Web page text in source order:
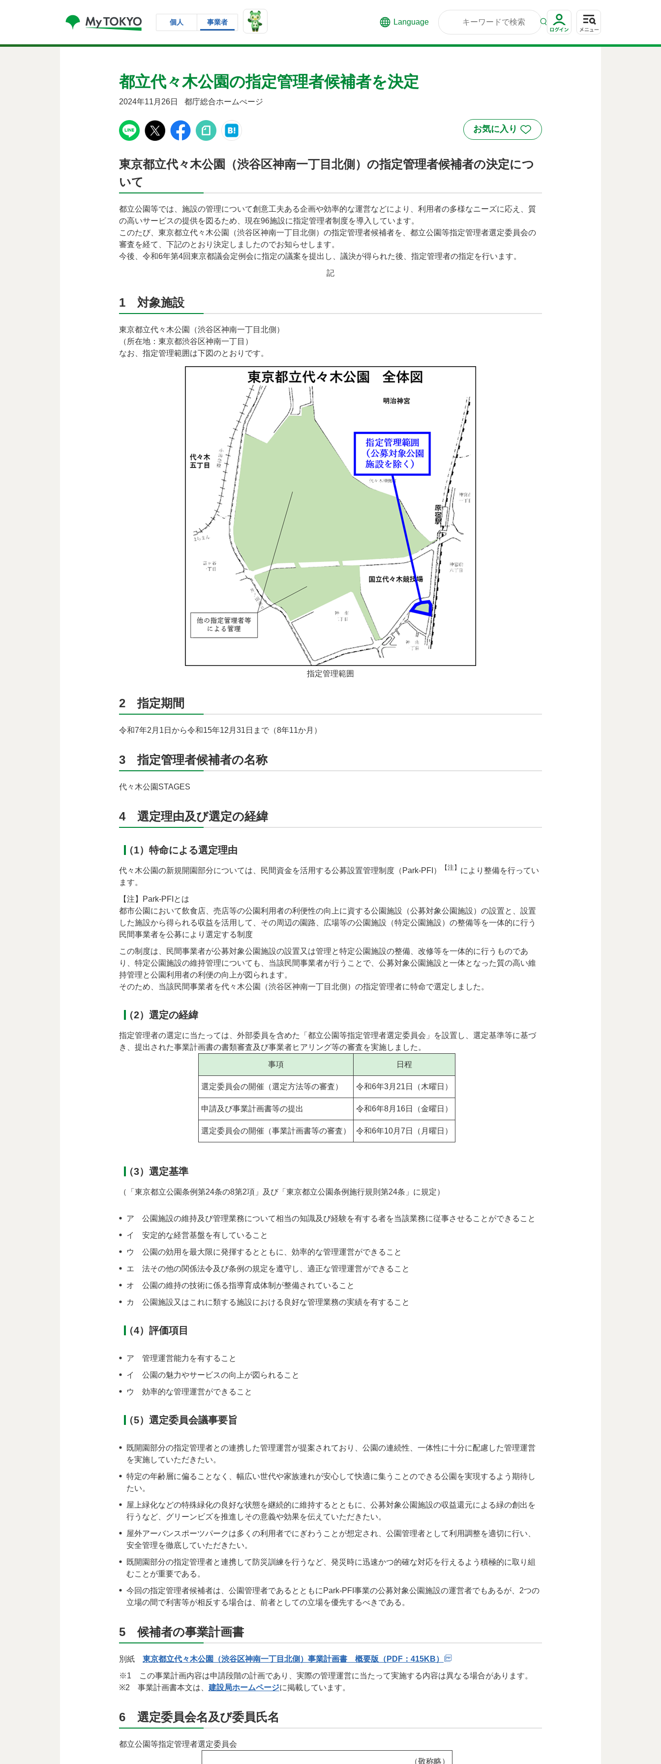
個人 事業者 Language
都立代々木公園の指定管理者候補者を決定
2024年11月26日 都庁総合ホームぺージ
東京都立代々木公園（渋谷区神南一丁目北側）の指定管理者候補者の決定につ
いて
都立公園等では、施設の管理について創意工夫ある企画や効率的な運営などにより、利用者の多様なニーズに応え、質
の高いサービスの提供を図るため、現在96施設に指定管理者制度を導入しています。
このたび、東京都立代々木公園（渋谷区神南一丁目北側）の指定管理者候補者を、都立公園等指定管理者選定委員会の
審査を経て、下記のとおり決定しましたのでお知らせします。
今後、令和6年第4回東京都議会定例会に指定の議案を提出し、議決が得られた後、指定管理者の指定を行います。
記
1 対象施設
東京都立代々木公園（渋谷区神南一丁目北側）
（所在地：東京都渋谷区神南一丁目）
なお、指定管理範囲は下図のとおりです。
指定管理範囲
2 指定期間
令和7年2月1日から令和15年12月31日まで（8年11か月）
3 指定管理者候補者の名称
代々木公園STAGES
4 選定理由及び選定の経緯
（1）特命による選定理由
代々木公園の新規開園部分については、民間資金を活用する公募設置管理制度（Park-PFI） 【注】 により整備を行ってい
ます。
【注】Park-PFIとは
都市公園において飲食店、売店等の公園利用者の利便性の向上に資する公園施設（公募対象公園施設）の設置と、設置
した施設から得られる収益を活用して、その周辺の園路、広場等の公園施設（特定公園施設）の整備等を一体的に行う
民間事業者を公募により選定する制度
この制度は、民間事業者が公募対象公園施設の設置又は管理と特定公園施設の整備、改修等を一体的に行うものであ
り、特定公園施設の維持管理についても、当該民間事業者が行うことで、公募対象公園施設と一体となった質の高い維
持管理と公園利用者の利便の向上が図られます。
そのため、当該民間事業者を代々木公園（渋谷区神南一丁目北側）の指定管理者に特命で選定しました。
（2）選定の経緯
指定管理者の選定に当たっては、外部委員を含めた「都立公園等指定管理者選定委員会」を設置し、選定基準等に基づ
き、提出された事業計画書の書類審査及び事業者ヒアリング等の審査を実施しました。
事項 日程
選定委員会の開催（選定方法等の審査） 令和6年3月21日（木曜日）
申請及び事業計画書等の提出 令和6年8月16日（金曜日）
選定委員会の開催（事業計画書等の審査） 令和6年10月7日（月曜日）
（3）選定基準
（「東京都立公園条例第24条の8第2項」及び「東京都立公園条例施行規則第24条」に規定）
ア 公園施設の維持及び管理業務について相当の知識及び経験を有する者を当該業務に従事させることができること
イ 安定的な経営基盤を有していること
ウ 公園の効用を最大限に発揮するとともに、効率的な管理運営ができること
エ 法その他の関係法令及び条例の規定を遵守し、適正な管理運営ができること
オ 公園の維持の技術に係る指導育成体制が整備されていること
カ 公園施設又はこれに類する施設における良好な管理業務の実績を有すること
（4）評価項目
ア 管理運営能力を有すること
イ 公園の魅力やサービスの向上が図られること
ウ 効率的な管理運営ができること
（5）選定委員会議事要旨
既開園部分の指定管理者との連携した管理運営が提案されており、公園の連続性、一体性に十分に配慮した管理運営
を実施していただきたい。
特定の年齢層に偏ることなく、幅広い世代や家族連れが安心して快適に集うことのできる公園を実現するよう期待し
たい。
屋上緑化などの特殊緑化の良好な状態を継続的に維持するとともに、公募対象公園施設の収益還元による緑の創出を
行うなど、グリーンビズを推進しその意義や効果を伝えていただきたい。
屋外アーバンスポーツパークは多くの利用者でにぎわうことが想定され、公園管理者として利用調整を適切に行い、
安全管理を徹底していただきたい。
既開園部分の指定管理者と連携して防災訓練を行うなど、発災時に迅速かつ的確な対応を行えるよう積極的に取り組
むことが重要である。
今回の指定管理者候補者は、公園管理者であるとともにPark-PFI事業の公募対象公園施設の運営者でもあるが、2つの
立場の間で利害等が相反する場合は、前者としての立場を優先するべきである。
5 候補者の事業計画書
別紙 東京都立代々木公園（渋谷区神南一丁目北側）事業計画書 概要版（PDF：415KB）
※1 この事業計画内容は申請段階の計画であり、実際の管理運営に当たって実施する内容は異なる場合があります。
※2 事業計画書本文は、 建設局ホームページに掲載しています。
6 選定委員会名及び委員氏名
都立公園等指定管理者選定委員会
（敬称略）